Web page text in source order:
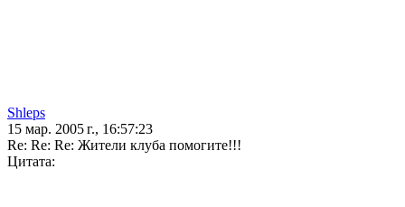
Shleps
15 мар. 2005 г., 16:57:23
Re: Re: Re: Жители клуба помогите!!!
Цитата: